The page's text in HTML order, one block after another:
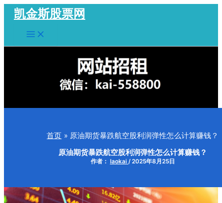
容
凯金斯股票网
Main
Menu
首页 原油期货暴跌航空股利润弹性怎么计算赚钱？
原油期货暴跌航空股利润弹性怎么计算赚钱？
作者： laokai /2025年8月25日